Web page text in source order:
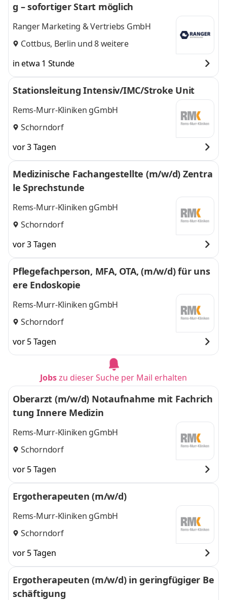
g – sofortiger Start möglich
Ranger Marketing & Vertriebs GmbH
Cottbus, Berlin und 8 weitere
in etwa 1 Stunde
Stationsleitung Intensiv/IMC/Stroke Unit
Rems-Murr-Kliniken gGmbH
Schorndorf
vor 3 Tagen
Medizinische Fachangestellte (m/w/d) Zentra
le Sprechstunde
Rems-Murr-Kliniken gGmbH
Schorndorf
vor 3 Tagen
Pflegefachperson, MFA, OTA, (m/w/d) für uns
ere Endoskopie
Rems-Murr-Kliniken gGmbH
Schorndorf
vor 5 Tagen
Jobszu dieser Suche per Mail erhalten
Oberarzt (m/w/d) Notaufnahme mit Fachrich
tung Innere Medizin
Rems-Murr-Kliniken gGmbH
Schorndorf
vor 5 Tagen
Ergotherapeuten (m/w/d)
Rems-Murr-Kliniken gGmbH
Schorndorf
vor 5 Tagen
Ergotherapeuten (m/w/d) in geringfügiger Be
schäftigung